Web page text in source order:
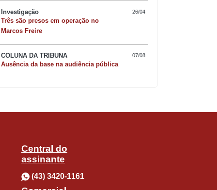
por mês e 217 atendimentos por
do serviço.
o PAI enfrentou seus
531 atendimentos em um
pelos pacientes com menos de
como pouco urgentes e
urgência e emergência no município.
Quer sofisticar o
risoto de camarão
Investigação 26/04
Três são presos em operação no
Marcos Freire
COLUNA DA TRIBUNA 07/08
Ausência da base na audiência pública
Central do
assinante
(43) 3420-1161